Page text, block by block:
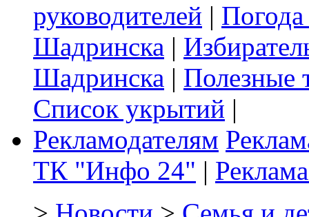
руководителей |
Шадринска |
Шадринска | Полезные
Список укрытий |
Рекламодателям
ТК "Инфо 24" |